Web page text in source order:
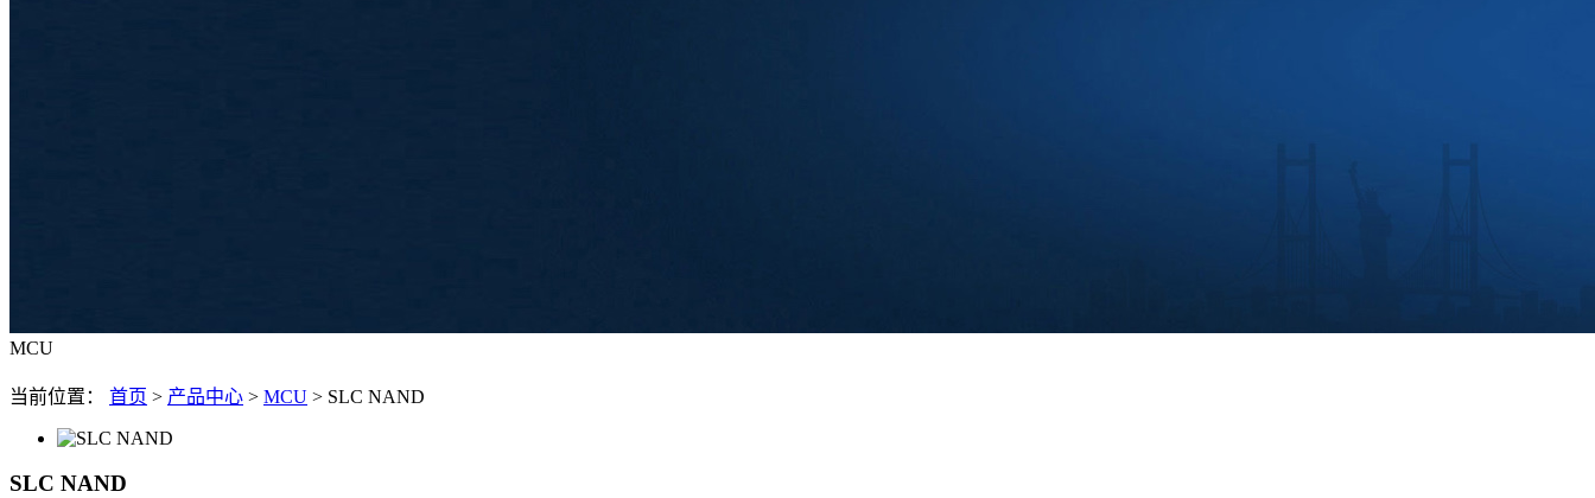
MCU
当前位置： 首页 > 产品中心 > MCU > SLC NAND
SLC NAND